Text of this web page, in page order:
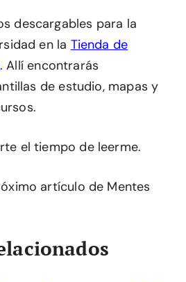
descargables para la
en la Tienda de
. Allí encontrarás
de estudio, mapas y
el tiempo de leerme.
artículo de Mentes